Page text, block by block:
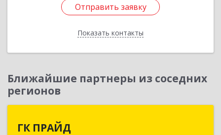
Отправить заявку
Показать контакты
Отправить заявку
Назад
Ближайшие партнеры из соседних
регионов
ГК ПРАЙД